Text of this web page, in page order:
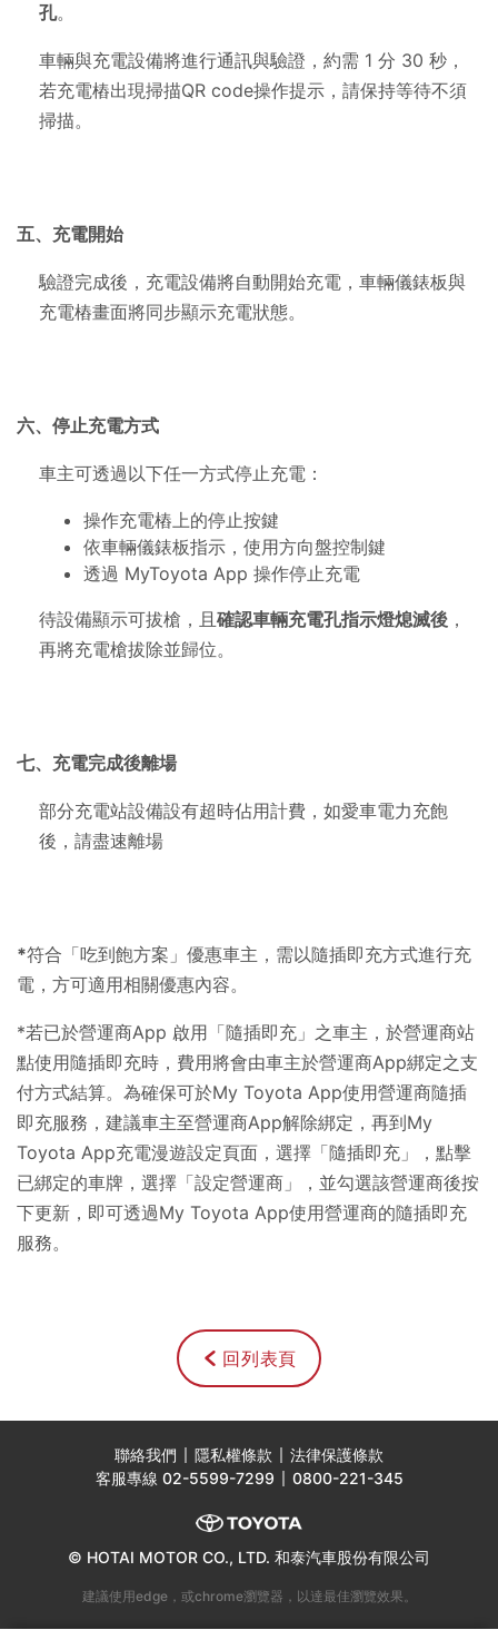
孔。
車輛與充電設備將進行通訊與驗證，約需 1 分 30 秒，
若充電樁出現掃描QR code操作提示，請保持等待不須
掃描。
五、充電開始
驗證完成後，充電設備將自動開始充電，車輛儀錶板與
充電樁畫面將同步顯示充電狀態。
六、停止充電方式
車主可透過以下任一方式停止充電：
操作充電樁上的停止按鍵
依車輛儀錶板指示，使用方向盤控制鍵
透過 MyToyota App 操作停止充電
待設備顯示可拔槍，且 確認車輛充電孔指示燈熄滅後 ，
再將充電槍拔除並歸位。
七、充電完成後離場
部分充電站設備設有超時佔用計費，如愛車電力充飽
後，請盡速離場
*符合「吃到飽方案」優惠車主，需以隨插即充方式進行充
電，方可適用相關優惠內容。
*若已於營運商App 啟用「隨插即充」之車主，於營運商站
點使用隨插即充時，費用將會由車主於營運商App綁定之支
付方式結算。為確保可於My Toyota App使用營運商隨插
即充服務，建議車主至營運商App解除綁定，再到My
Toyota App充電漫遊設定頁面，選擇「隨插即充」，點擊
已綁定的車牌，選擇「設定營運商」，並勾選該營運商後按
下更新，即可透過My Toyota App使用營運商的隨插即充
服務。
回列表頁
聯絡我們 隱私權條款
法律保護條款
客服專線 02-5599-7299 0800-221-345
© HOTAI MOTOR CO., LTD. 和泰汽車股份有限公司
建議使用edge，或chrome瀏覽器，以達最佳瀏覽效果。